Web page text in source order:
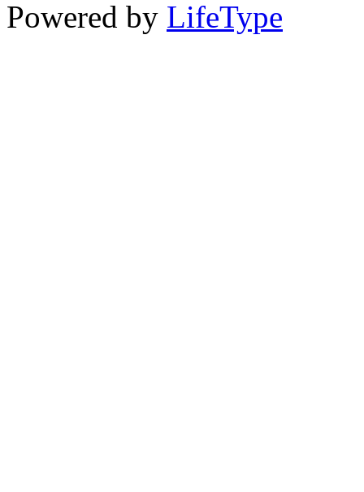
Powered by LifeType